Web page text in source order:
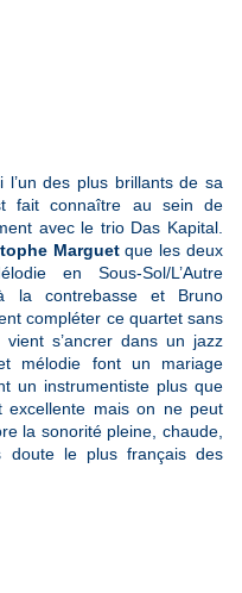
des plus brillants de sa
fait connaître au sein de
avec le trio Das Kapital.
Marguetque les deux
en Sous-Sol/L’Autre
la contrebasse et Bruno
compléter ce quartet sans
s’ancrer dans un jazz
mélodie font un mariage
un instrumentiste plus que
excellente mais on ne peut
la sonorité pleine, chaude,
doute le plus français des